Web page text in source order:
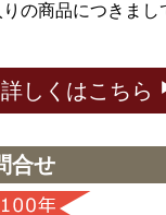
の商品につきまし
詳しくはこちら
合せ